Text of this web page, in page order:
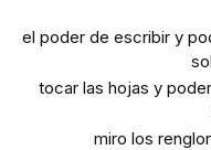
el poder de escribir y
tocar las hojas y
miro los